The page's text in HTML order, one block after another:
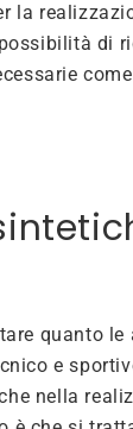
la
di
quanto le
e
nella